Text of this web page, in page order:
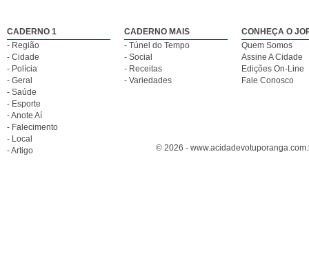
CADERNO 1
- Região
- Cidade
- Polícia
- Geral
- Saúde
- Esporte
- Anote Aí
- Falecimento
- Local
- Artigo
CADERNO MAIS
- Túnel do Tempo
- Social
- Receitas
- Variedades
CONHEÇA O
Quem Somos
Assine A Cidade
Edições On-Line
Fale Conosco
© 2026 -